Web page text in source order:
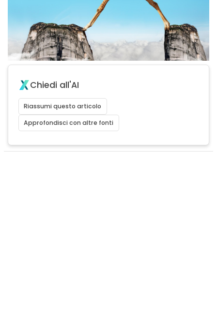
Chiedi all'AI
Riassumi questo articolo
Approfondisci con altre fonti